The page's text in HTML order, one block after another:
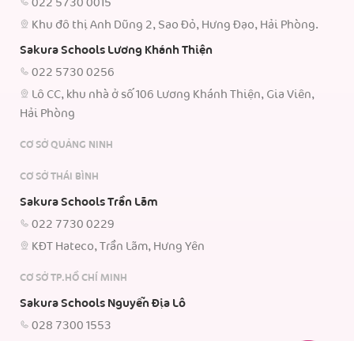
022 5730 0015
Khu đô thị Anh Dũng 2, Sao Đỏ, Hưng Đạo, Hải Phòng.
Sakura Schools Lương Khánh Thiện
022 5730 0256
Lô CC, khu nhà ở số 106 Lương Khánh Thiện, Gia Viên,
Hải Phòng
CƠ SỞ QUẢNG NINH
CƠ SỞ THÁI BÌNH
Sakura Schools Trần Lãm
022 7730 0229
KĐT Hateco, Trần Lãm, Hưng Yên
CƠ SỞ TP.HỒ CHÍ MINH
Sakura Schools Nguyễn Địa Lô
028 7300 1553